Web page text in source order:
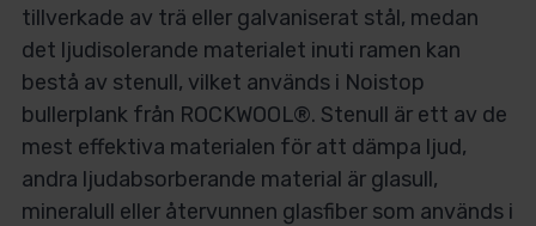
tillverkade av trä eller galvaniserat stål, medan
det ljudisolerande materialet inuti ramen kan
bestå av stenull, vilket används i Noistop
bullerplank från ROCKWOOL®. Stenull är ett av de
mest effektiva materialen för att dämpa ljud,
andra ljudabsorberande material är glasull,
mineralull eller återvunnen glasfiber som används i